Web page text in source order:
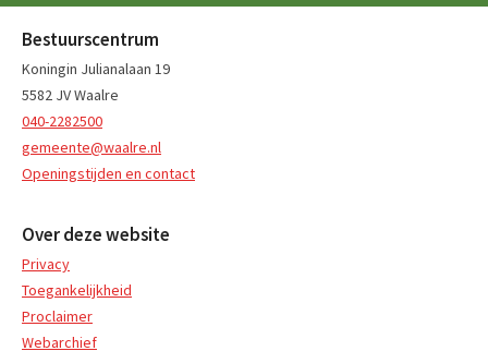
Bestuurscentrum
Koningin Julianalaan 19
5582 JV Waalre
040-2282500
gemeente@waalre.nl
Openingstijden en contact
Over deze website
Privacy
Toegankelijkheid
Proclaimer
Webarchief